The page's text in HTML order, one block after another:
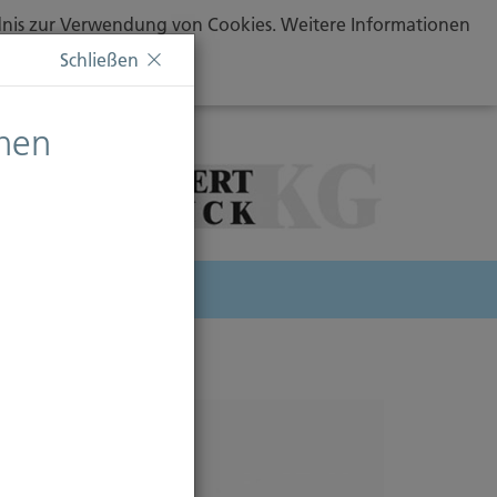
zur Verwendung von Cookies. Weitere Informationen
Schließen